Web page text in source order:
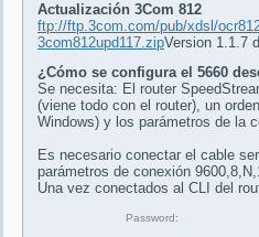
Actualización 3Com 812
ftp://ftp.3com.com/pub/xdsl/
3com812upd117.zipVersion 1.1.7
¿Cómo se configura el 5660
Se necesita: El router
(viene todo con el router), un
Windows) y los parámetros de la
Es necesario conectar el cable
parámetros de conexión
Una vez conectados al CLI del
Password: